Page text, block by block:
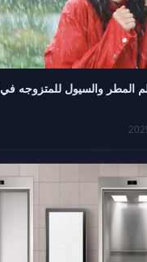
المطر والسيول للمتزوجه في